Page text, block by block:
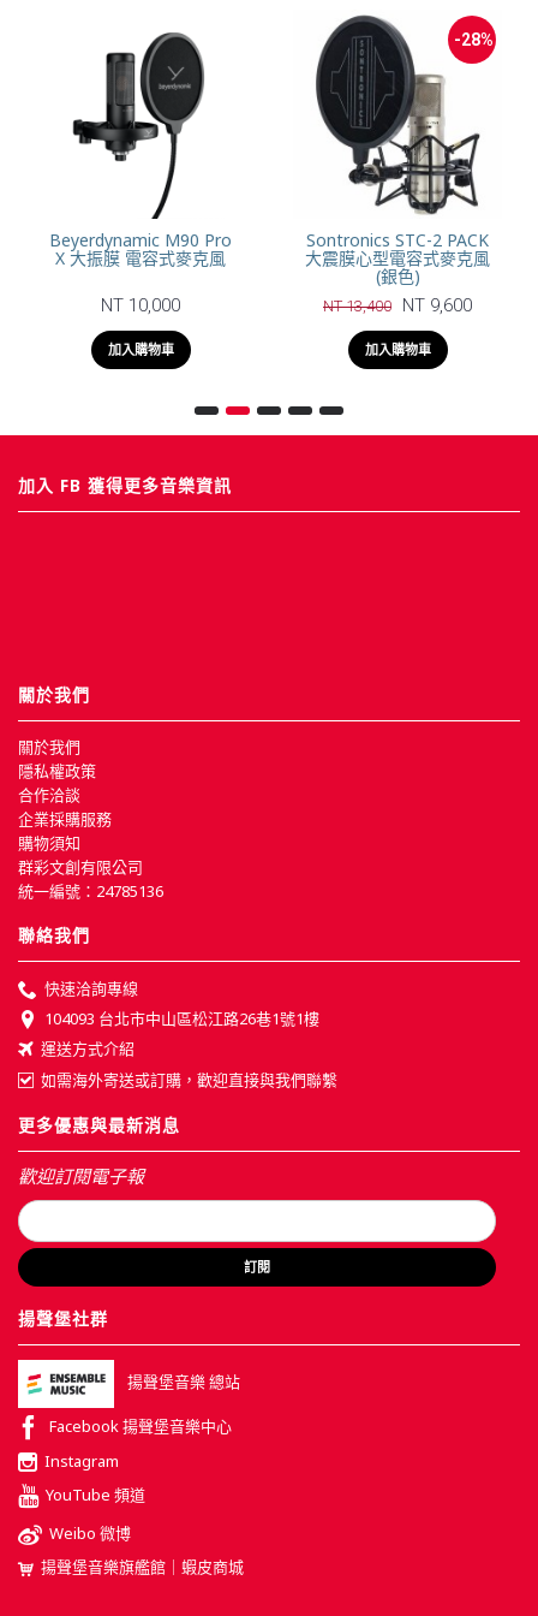
Beyerdynamic M90 Pro
X 大振膜 電容式麥克風
NT 10,000
加入購物車
-28%
Sontronics STC-2 PACK
大震膜心型電容式麥克風
(銀色)
NT 13,400 NT 9,600
加入購物車
加入 FB 獲得更多音樂資訊
關於我們
關於我們
隱私權政策
合作洽談
企業採購服務
購物須知
群彩文創有限公司
統一編號：24785136
聯絡我們
快速洽詢專線
104093 台北市中山區松江路26巷1號1樓
運送方式介紹
如需海外寄送或訂購，歡迎直接與我們聯繫
更多優惠與最新消息
歡迎訂閱電子報
訂閱
揚聲堡社群
揚聲堡音樂 總站
Facebook 揚聲堡音樂中心
Instagram
YouTube 頻道
Weibo 微博
揚聲堡音樂旗艦館｜蝦皮商城